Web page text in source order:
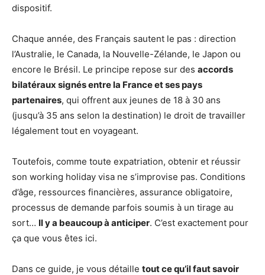
dispositif.
Chaque année, des Français sautent le pas : direction
l’Australie, le Canada, la Nouvelle-Zélande, le Japon ou
encore le Brésil. Le principe repose sur des accords
bilatéraux signés entre la France et ses pays
partenaires, qui offrent aux jeunes de 18 à 30 ans
(jusqu’à 35 ans selon la destination) le droit de travailler
légalement tout en voyageant.
Toutefois, comme toute expatriation, obtenir et réussir
son working holiday visa ne s’improvise pas. Conditions
d’âge, ressources financières, assurance obligatoire,
processus de demande parfois soumis à un tirage au
sort… Il y a beaucoup à anticiper. C’est exactement pour
ça que vous êtes ici.
Dans ce guide, je vous détaille tout ce qu’il faut savoir